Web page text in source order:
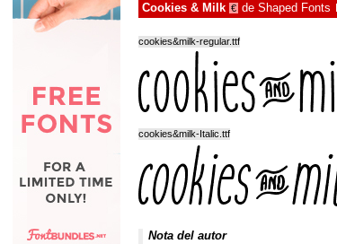
Cookies & Milk € de Shaped Fonts
cookies&milk-regular.ttf
cookies&milk-Italic.ttf
Nota del autor